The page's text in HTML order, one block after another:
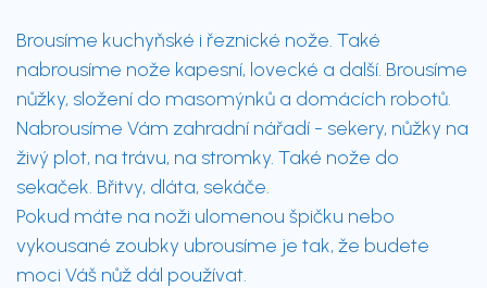
Brousíme kuchyňské i řeznické nože. Také
nabrousíme nože kapesní, lovecké a další. Brousíme
nůžky, složení do masomýnků a domácích robotů.
Nabrousíme Vám zahradní nářadí - sekery, nůžky na
živý plot, na trávu, na stromky. Také nože do
sekaček. Břitvy, dláta, sekáče.
Pokud máte na noži ulomenou špičku nebo
vykousané zoubky ubrousíme je tak, že budete
moci Váš nůž dál používat.